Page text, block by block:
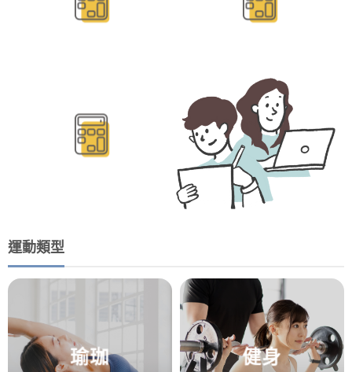
運動類型
瑜珈 健身